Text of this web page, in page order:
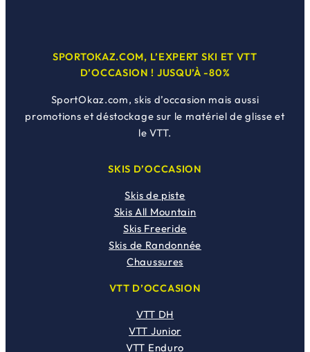
SPORTOKAZ.COM, L’EXPERT SKI ET VTT
D’OCCASION ! JUSQU’À -80%
SportOkaz.com, skis d’occasion mais aussi
promotions et déstockage sur le matériel de glisse et
le VTT.
SKIS D’OCCASION
Skis de piste
Skis All Mountain
Skis Freeride
Skis de Randonnée
Chaussures
VTT D’OCCASION
VTT DH
VTT Junior
VTT Enduro